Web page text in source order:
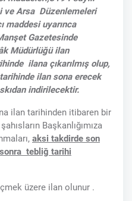
ve Arsa Düzenlemeleri
maddesi uyarınca
Gazetesinde
Müdürlüğü ilan
ilana çıkarılmış olup,
ilan sona erecek
indirilecektir.
ilan tarihinden itibaren bir
Başkanlığımıza
aksi takdirde son
tebliğ tarihi
üzere ilan olunur .